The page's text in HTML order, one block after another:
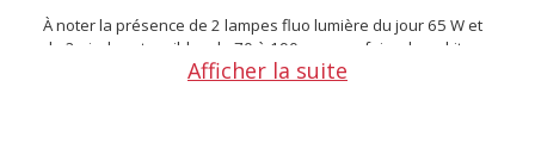
À noter la présence de 2 lampes fluo lumière du jour 65 W et
de 2 pieds extensibles de 70 à 190 cm pour faire de ce kit un
kit complet, polyvalent et évolutif.
Afficher la suite